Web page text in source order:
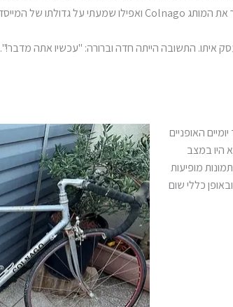
איתו. התשובה הייתה חדה וברורה: "עכשיו אתה מדבר!".
האופניים
היו במצב
מופיעות
כללי שום